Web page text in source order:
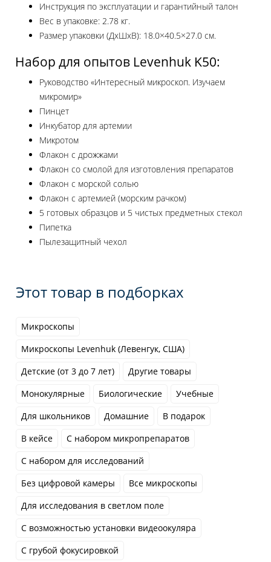
Инструкция по эксплуатации и гарантийный талон
Вес в упаковке: 2.78 кг.
Размер упаковки (ДхШхВ): 18.0×40.5×27.0 см.
Набор для опытов Levenhuk K50:
Руководство «Интересный микроскоп. Изучаем
микромир»
Пинцет
Инкубатор для артемии
Микротом
Флакон с дрожжами
Флакон со смолой для изготовления препаратов
Флакон с морской солью
Флакон с артемией (морским рачком)
5 готовых образцов и 5 чистых предметных стекол
Пипетка
Пылезащитный чехол
Этот товар в подборках
Микроскопы
Микроскопы Levenhuk (Левенгук, США)
Детские (от 3 до 7 лет)
Другие товары
Монокулярные
Биологические
Учебные
Для школьников
Домашние
В подарок
В кейсе
С набором микропрепаратов
С набором для исследований
Без цифровой камеры
Все микроскопы
Для исследования в светлом поле
С возможностью установки видеоокуляра
С грубой фокусировкой